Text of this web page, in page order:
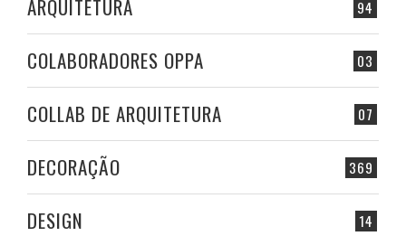
94
ARQUITETURA
03
COLABORADORES OPPA
07
COLLAB DE ARQUITETURA
369
DECORAÇÃO
14
DESIGN